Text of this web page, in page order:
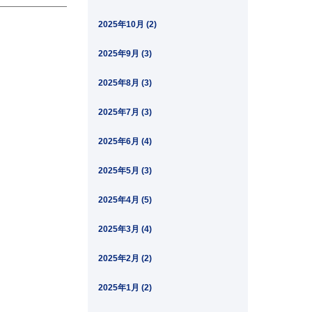
2025年10月 (2)
2025年9月 (3)
2025年8月 (3)
2025年7月 (3)
2025年6月 (4)
2025年5月 (3)
2025年4月 (5)
2025年3月 (4)
2025年2月 (2)
2025年1月 (2)